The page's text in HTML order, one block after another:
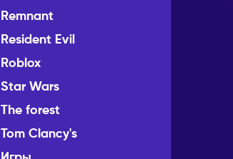
Remnant
Resident Evil
Roblox
Star Wars
The forest
Tom Clancy's